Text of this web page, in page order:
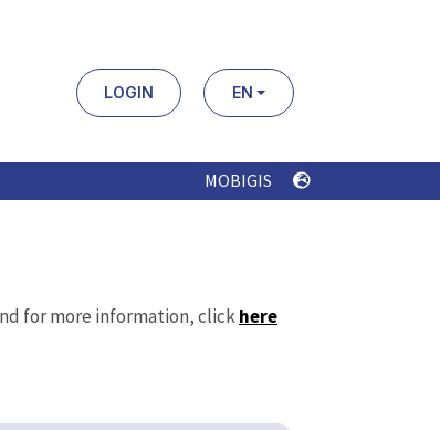
LOGIN EN
MOBIGIS
for more information, clickhere